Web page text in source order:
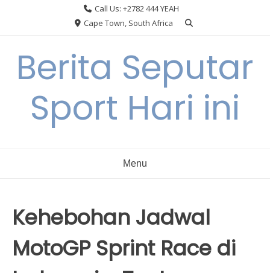
Call Us: +2782 444 YEAH
Cape Town, South Africa
Berita Seputar
Sport Hari ini
Menu
Kehebohan Jadwal
MotoGP Sprint Race di